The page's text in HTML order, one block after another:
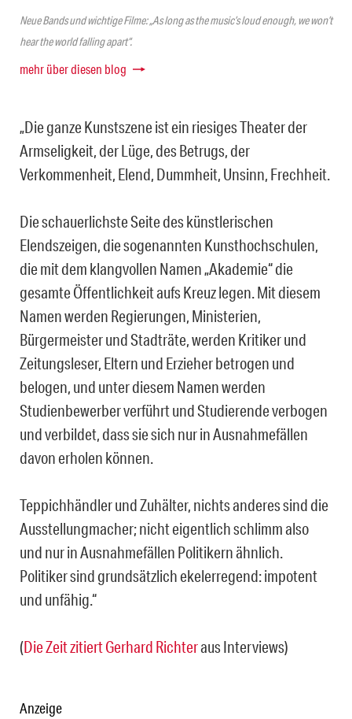
Neue Bands und wichtige Filme: „As long as the music’s loud enough, we won’t
hear the world falling apart“.
mehr über diesen blog
„Die ganze Kunstszene ist ein riesiges Theater der
Armseligkeit, der Lüge, des Betrugs, der
Verkommenheit, Elend, Dummheit, Unsinn, Frechheit.
Die schauerlichste Seite des künstlerischen
Elendszeigen, die sogenannten Kunsthochschulen,
die mit dem klangvollen Namen „Akademie“ die
gesamte Öffentlichkeit aufs Kreuz legen. Mit diesem
Namen werden Regierungen, Ministerien,
Bürgermeister und Stadträte, werden Kritiker und
Zeitungsleser, Eltern und Erzieher betrogen und
belogen, und unter diesem Namen werden
Studienbewerber verführt und Studierende verbogen
und verbildet, dass sie sich nur in Ausnahmefällen
davon erholen können.
Teppichhändler und Zuhälter, nichts anderes sind die
Ausstellungmacher; nicht eigentlich schlimm also
und nur in Ausnahmefällen Politikern ähnlich.
Politiker sind grundsätzlich ekelerregend: impotent
und unfähig.“
(Die Zeit zitiert Gerhard Richteraus Interviews)
Anzeige